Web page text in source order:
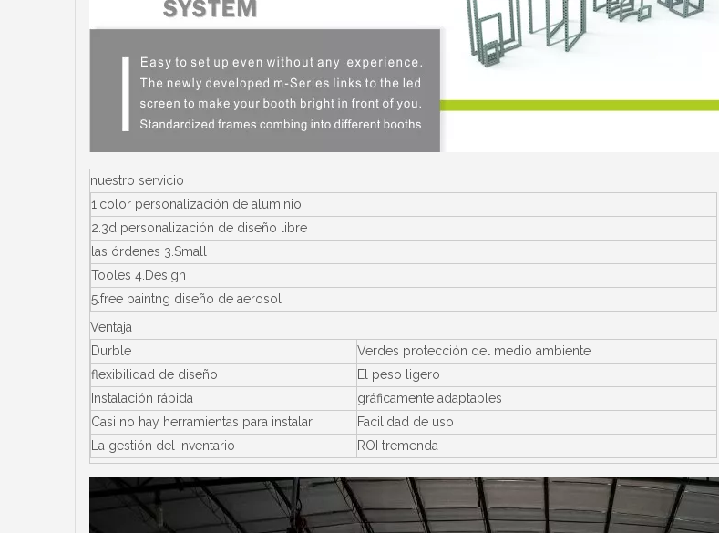
nuestro servicio
1.color personalización de aluminio
2.3d personalización de diseño libre
las órdenes 3.Small
Tooles 4.Design
5.free paintng diseño de aerosol
Ventaja
Durble
Verdes protección del medio ambiente
flexibilidad de diseño
El peso ligero
Instalación rápida
gráficamente adaptables
Casi no hay herramientas para instalar
Facilidad de uso
La gestión del inventario
ROI tremenda